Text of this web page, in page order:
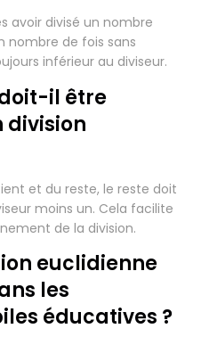
avoir divisé un nombre
nombre de fois sans
inférieur au diviseur.
il être
division
et du reste, le reste doit
moins un. Cela facilite
de la division.
euclidienne
les
éducatives ?